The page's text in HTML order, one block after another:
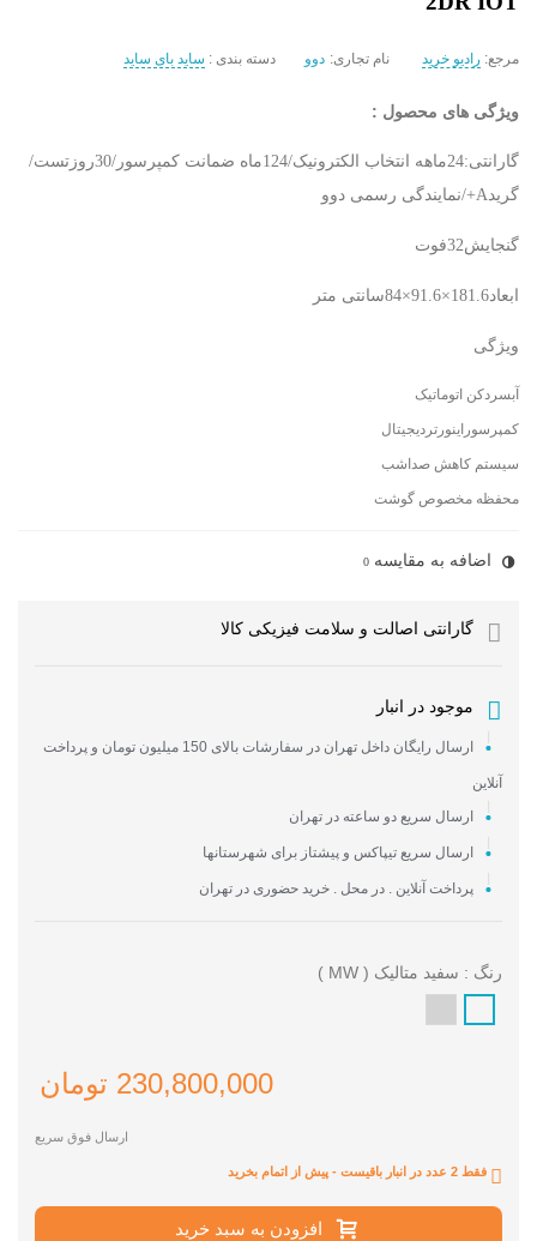
مرجع: رادیو خرید نام تجاری: دوو دسته بندی : ساید بای ساید
ویژگی های محصول :
گارانتی:24ماهه انتخاب الکترونیک/124ماه ضمانت کمپرسور/30روزتست/
گریدA+/نمایندگی رسمی دوو
گنجایش32فوت
ابعاد181.6×91.6×84سانتی متر
ویژگی
آبسردکن اتوماتیک
کمپرسوراینورتردیجیتال
سیستم کاهش صداشب
محفظه مخصوص گوشت
اضافه به مقایسه 0
گارانتی اصالت و سلامت فیزیکی کالا
موجود در انبار
ارسال رایگان داخل تهران در سفارشات بالای 150 میلیون تومان و پرداخت
آنلاین
ارسال سریع دو ساعته در تهران
ارسال سریع تیپاکس و پیشتاز برای شهرستانها
پرداخت آنلاین . در محل . خرید حضوری در تهران
رنگ : سفید متالیک ( MW )
230,800,000 تومان
ارسال فوق سریع
فقط 2 عدد در انبار باقیست - پیش از اتمام بخرید
افزودن به سبد خرید